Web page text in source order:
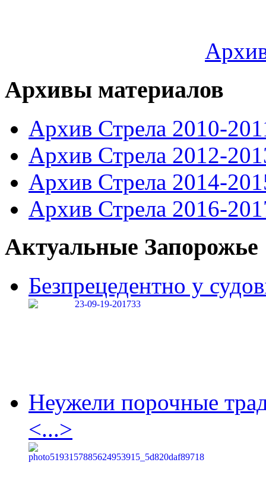
Архивы материалов
Архив Стрела 2010-
Архив Стрела 2012-
Архив Стрела 2014-
Архив Стрела 2016-
Актуальные Запорожье
Безпрецедентно у
Неужели порочные
<...>